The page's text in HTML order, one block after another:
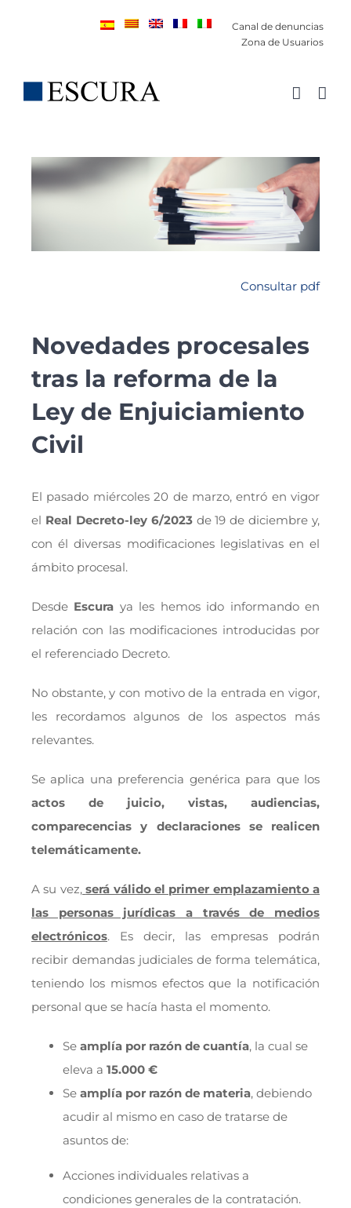
Canal de denuncias
Zona de Usuarios
Consultar pdf
Novedades procesales
tras la reforma de la
Ley de Enjuiciamiento
Civil
El pasado miércoles 20 de marzo, entró en vigor
el Real Decreto-ley 6/2023de 19 de diciembre y,
con él diversas modificaciones legislativas en el
ámbito procesal.
Desde Escura ya les hemos ido informando en
relación con las modificaciones introducidas por
el referenciado Decreto.
No obstante, y con motivo de la entrada en vigor,
les recordamos algunos de los aspectos más
relevantes.
Se aplica una preferencia genérica para que los
actos de juicio, vistas, audiencias,
comparecencias y declaraciones se realicen
telemáticamente.
A su vez,será válido el primer emplazamiento a
las personas jurídicas a través de medios
electrónicos. Es decir, las empresas podrán
recibir demandas judiciales de forma telemática,
teniendo los mismos efectos que la notificación
personal que se hacía hasta el momento.
Se amplía por razón de cuantía, la cual se
eleva a 15.000 €
Se amplía por razón de materia, debiendo
acudir al mismo en caso de tratarse de
asuntos de:
Acciones individuales relativas a
condiciones generales de la contratación.